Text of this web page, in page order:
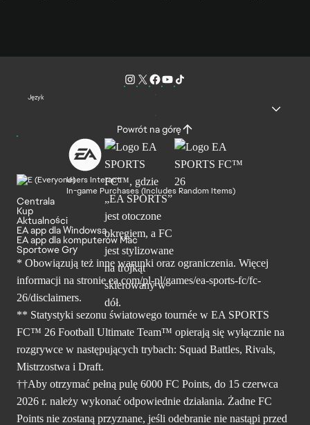
Język
Powrót na górę
Users Interact
In-game Purchases (Includes Random Items)
Centrala
Kup
Aktualności
EA app dla Windowsa
EA app dla komputerów Mac
Sportowe Gry
* Obowiązują też inne warunki oraz ograniczenia. Więcej
informacji na stronie ea.com/pl-pl/games/ea-sports-fc/fc-
26/disclaimers.
** Statystyki sezonu światowego tournée w EA SPORTS
FC™ 26 Football Ultimate Team™ opierają się wyłącznie na
rozgrywce w następujących trybach: Squad Battles, Rivals,
Mistrzostwa i Draft.
††Aby otrzymać pełną pulę 6000 FC Points, do 15 czerwca
2026 r. należy wykonać odpowiednie działania. Żadne FC
Points nie zostaną przyznane, jeśli odebranie nie nastąpi przed